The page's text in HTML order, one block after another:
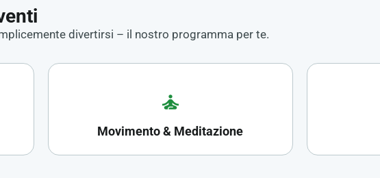
divertirsi – il nostro programma per te.
self_improvement
Movimento & Meditazione